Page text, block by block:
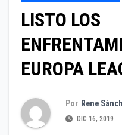
LISTO LOS
EUROPA
Por Rene
DIC 16, 2019